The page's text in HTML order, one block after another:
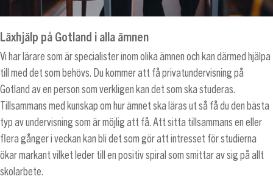
Läxhjälp på Gotland i alla ämnen
Vi har lärare som är specialister inom olika ämnen och kan därmed hjälpa
till med det som behövs. Du kommer att få privatundervisning på
Gotland av en person som verkligen kan det som ska studeras.
Tillsammans med kunskap om hur ämnet ska läras ut så få du den bästa
typ av undervisning som är möjlig att få. Att sitta tillsammans en eller
flera gånger i veckan kan bli det som gör att intresset för studierna
ökar markant vilket leder till en positiv spiral som smittar av sig på allt
skolarbete.